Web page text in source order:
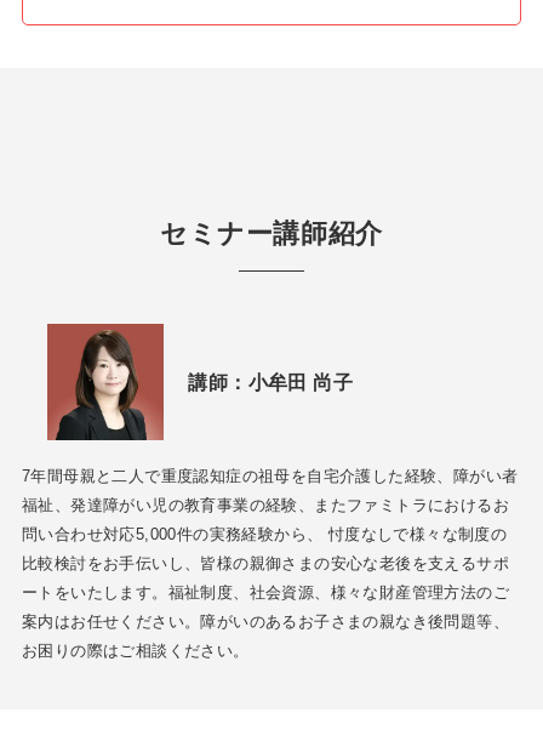
セミナー講師紹介
講師： 小牟田 尚子
7年間母親と二人で重度認知症の祖母を自宅介護した経験、障がい者
福祉、発達障がい児の教育事業の経験、またファミトラにおけるお
問い合わせ対応5,000件の実務経験から、 忖度なしで様々な制度の
比較検討をお手伝いし、皆様の親御さまの安心な老後を支えるサポ
ートをいたします。福祉制度、社会資源、様々な財産管理方法のご
案内はお任せください。障がいのあるお子さまの親なき後問題等、
お困りの際はご相談ください。